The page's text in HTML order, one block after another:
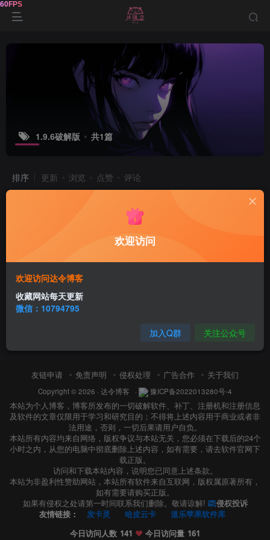
1.9.6破解版 共1篇
排序 更新 浏览 点赞 评论
SimLoc 1.9.6 虚拟定位破解版
苹果
1年前
友链申请 免责声明 侵权处理 广告合作 关于我们
Copyright © 2026 · 达令博客 · 豫ICP备2022013280号-4
本站为个人博客，博客所发布的一切破解软件、补丁、注册机和注册信息
及软件的文章仅限用于学习和研究目的；不得将上述内容用于商业或者非
法用途，否则，一切后果请用户自负。
本站所有内容均来自网络，版权争议与本站无关，您必须在下载后的24个
小时之内，从您的电脑中彻底删除上述内容，如有需要，请去软件官网下
载正版。
访问和下载本站内容，说明您已同意上述条款。
本站为非盈利性赞助网站，本站所有软件来自互联网，版权属原著所有，
如有需要请购买正版。
如果有侵权之处请第一时间联系我们删除。敬请谅解!
侵权投诉
友情链接：
发卡灵 哈皮云卡 道乐苹果软件库
今日访问人数 141 ❤️ 今日访问量 161
欢迎访问
欢迎访问达令博客
收藏网站每天更新
微信：10794795
加入Q群 关注公众号